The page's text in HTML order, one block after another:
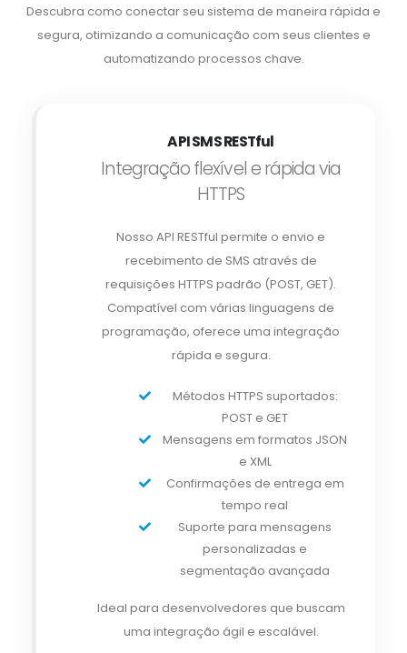
Descubra como conectar seu sistema de maneira rápida e
segura, otimizando a comunicação com seus clientes e
automatizando processos chave.
API SMS RESTful
Integração flexível e rápida via
HTTPS
Nosso API RESTful permite o envio e
recebimento de SMS através de
requisições HTTPS padrão (POST, GET).
Compatível com várias linguagens de
programação, oferece uma integração
rápida e segura.
Métodos HTTPS suportados:
POST e GET
Mensagens em formatos JSON
e XML
Confirmações de entrega em
tempo real
Suporte para mensagens
personalizadas e
segmentação avançada
Ideal para desenvolvedores que buscam
uma integração ágil e escalável.